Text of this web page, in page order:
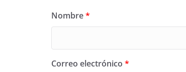
Nombre*
Correo electrónico *